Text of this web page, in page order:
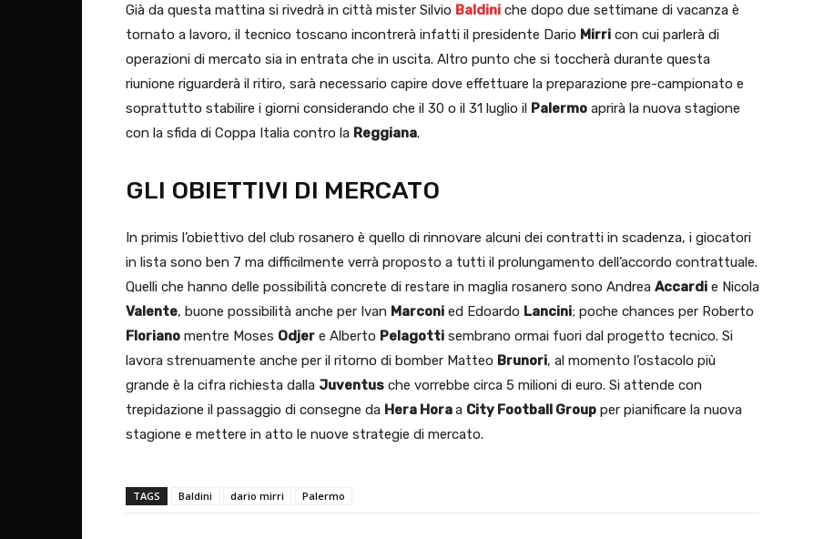
Già da questa mattina si rivedrà in città mister Silvio Baldini che dopo due settimane di vacanza è
tornato a lavoro, il tecnico toscano incontrerà infatti il presidente Dario Mirri con cui parlerà di
operazioni di mercato sia in entrata che in uscita. Altro punto che si toccherà durante questa
riunione riguarderà il ritiro, sarà necessario capire dove effettuare la preparazione pre-campionato e
soprattutto stabilire i giorni considerando che il 30 o il 31 luglio il Palermo aprirà la nuova stagione
con la sfida di Coppa Italia contro la Reggiana.
GLI OBIETTIVI DI MERCATO
In primis l’obiettivo del club rosanero è quello di rinnovare alcuni dei contratti in scadenza, i giocatori
in lista sono ben 7 ma difficilmente verrà proposto a tutti il prolungamento dell’accordo contrattuale.
Quelli che hanno delle possibilità concrete di restare in maglia rosanero sono Andrea Accardi e Nicola
Valente, buone possibilità anche per Ivan Marconi ed Edoardo Lancini; poche chances per Roberto
Floriano mentre Moses Odjer e Alberto Pelagotti sembrano ormai fuori dal progetto tecnico. Si
lavora strenuamente anche per il ritorno di bomber Matteo Brunori, al momento l’ostacolo più
grande è la cifra richiesta dalla Juventus che vorrebbe circa 5 milioni di euro. Si attende con
trepidazione il passaggio di consegne da Hera Horaa City Football Group per pianificare la nuova
stagione e mettere in atto le nuove strategie di mercato.
TAGS Baldini dario mirri Palermo